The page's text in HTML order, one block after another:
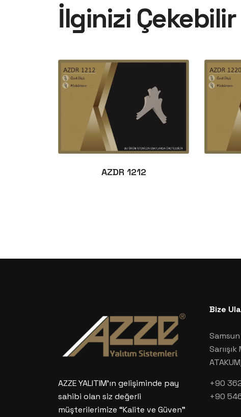
İlginizi Çekebilir
AZDR 1212
AZZE YALITIM’ın gelişiminde pay
sahibi olan siz değerli
müşterilerimize “Kalite ve Güven”
Bize
+90
+90